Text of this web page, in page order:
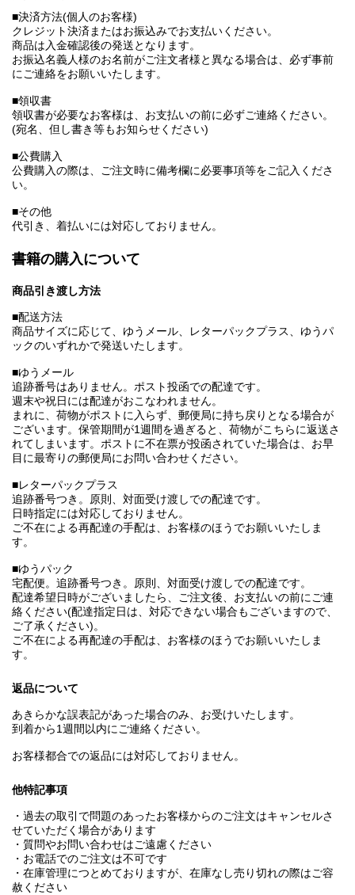
■決済方法(個人のお客様)
クレジット決済またはお振込みでお支払いください。
商品は入金確認後の発送となります。
お振込名義人様のお名前がご注文者様と異なる場合は、必ず事前
にご連絡をお願いいたします。
■領収書
領収書が必要なお客様は、お支払いの前に必ずご連絡ください。
(宛名、但し書き等もお知らせください)
■公費購入
公費購入の際は、ご注文時に備考欄に必要事項等をご記入くださ
い。
■その他
代引き、着払いには対応しておりません。
書籍の購入について
商品引き渡し方法
■配送方法
商品サイズに応じて、ゆうメール、レターパックプラス、ゆうパ
ックのいずれかで発送いたします。
■ゆうメール
追跡番号はありません。ポスト投函での配達です。
週末や祝日には配達がおこなわれません。
まれに、荷物がポストに入らず、郵便局に持ち戻りとなる場合が
ございます。保管期間が1週間を過ぎると、荷物がこちらに返送さ
れてしまいます。ポストに不在票が投函されていた場合は、お早
目に最寄りの郵便局にお問い合わせください。
■レターパックプラス
追跡番号つき。原則、対面受け渡しでの配達です。
日時指定には対応しておりません。
ご不在による再配達の手配は、お客様のほうでお願いいたしま
す。
■ゆうパック
宅配便。追跡番号つき。原則、対面受け渡しでの配達です。
配達希望日時がございましたら、ご注文後、お支払いの前にご連
絡ください(配達指定日は、対応できない場合もございますので、
ご了承ください)。
ご不在による再配達の手配は、お客様のほうでお願いいたしま
す。
返品について
あきらかな誤表記があった場合のみ、お受けいたします。
到着から1週間以内にご連絡ください。
お客様都合での返品には対応しておりません。
他特記事項
・過去の取引で問題のあったお客様からのご注文はキャンセルさ
せていただく場合があります
・質問やお問い合わせはご遠慮ください
・お電話でのご注文は不可です
・在庫管理につとめておりますが、在庫なし売り切れの際はご容
赦ください